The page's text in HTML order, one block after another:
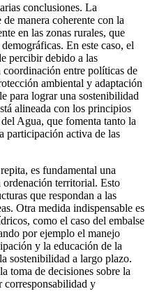
conclusiones. La
manera coherente con la
en las zonas rurales, que
En este caso, el
percibir debido a las
entre políticas de
ambiental y adaptación
para lograr una sostenibilidad
alineada con los principios
Agua, que fomenta tanto la
participación activa de las
es fundamental una
territorial. Esto
que respondan a las
Otra medida indispensable es
como el caso del embalse
por ejemplo el manejo
y la educación de la
sostenibilidad a largo plazo.
toma de decisiones sobre la
corresponsabilidad y